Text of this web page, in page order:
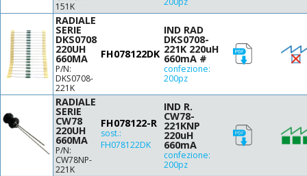
Ø19 H22.0
Ø23 H13
Ø24 H10
Ø24 H13
Ø24.5 H13.5
Ø25 H12
Ø25.5 H11.5
Ø25.5 H12
Ø26.5 H12.5
47
56
60
68
70
80
120
151K
RADIALE
SERIE
DKS0708
220UH
660MA
P/N:
DKS0708-
221K
FH078122DK
IND RAD
DKS0708-
221K 220uH
660mA #
confezione:
200pz
RADIALE
SERIE
CW78
220UH
660MA
P/N:
CW78NP-
221K
FH078122-R
sost.:
FH078122DK
IND R.
CW78-
221KNP
220uH
660mA
confezione:
200pz